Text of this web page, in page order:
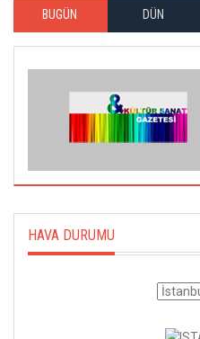
BUGÜN DÜN
HAVA DURUMU